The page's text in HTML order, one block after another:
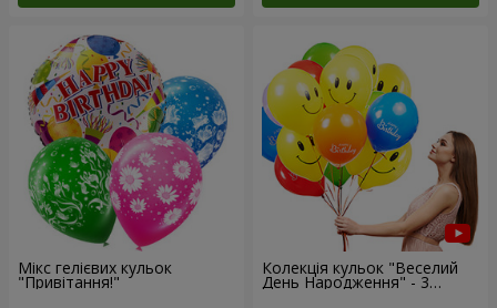
Мікс гелієвих кульок
"Привітання!"
Колекція кульок "Веселий
День Народження" - 3
кульки